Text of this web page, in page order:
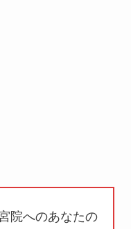
院へのあなたの